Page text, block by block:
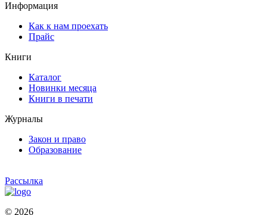
Информация
Как к нам проехать
Прайс
Книги
Каталог
Новинки месяца
Книги в печати
Журналы
Закон и право
Образование
Рассылка
© 2026